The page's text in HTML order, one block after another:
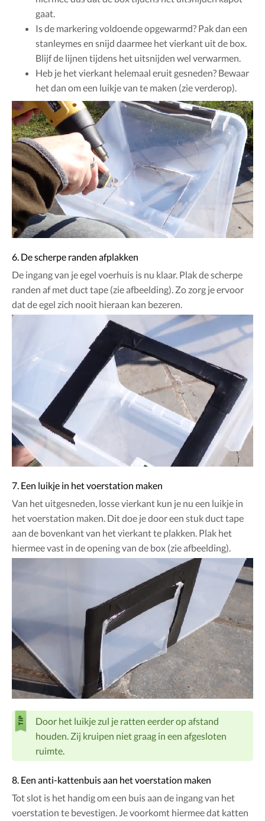
gaat.
Is de markering voldoende opgewarmd? Pak dan een
stanleymes en snijd daarmee het vierkant uit de box.
Blijf de lijnen tijdens het uitsnijden wel verwarmen.
Heb je het vierkant helemaal eruit gesneden? Bewaar
het dan om een luikje van te maken (zie verderop).
6. De scherpe randen afplakken
De ingang van je egel voerhuis is nu klaar. Plak de scherpe
randen af met duct tape (zie afbeelding). Zo zorg je ervoor
dat de egel zich nooit hieraan kan bezeren.
7. Een luikje in het voerstation maken
Van het uitgesneden, losse vierkant kun je nu een luikje in
het voerstation maken. Dit doe je door een stuk duct tape
aan de bovenkant van het vierkant te plakken. Plak het
hiermee vast in de opening van de box (zie afbeelding).
Door het luikje zul je ratten eerder op afstand
houden. Zij kruipen niet graag in een afgesloten
ruimte.
8. Een anti-kattenbuis aan het voerstation maken
Tot slot is het handig om een buis aan de ingang van het
voerstation te bevestigen. Je voorkomt hiermee dat katten